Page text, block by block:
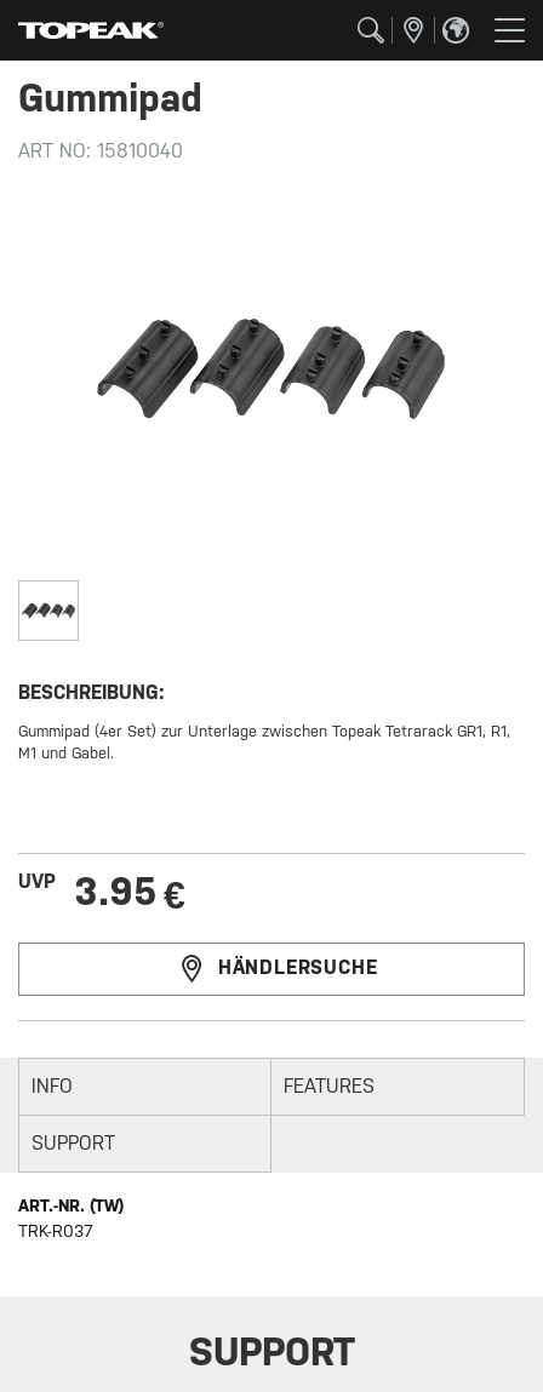
Gummipad
ART NO: 15810040
BESCHREIBUNG:
Gummipad (4er Set) zur Unterlage zwischen Topeak Tetrarack GR1, R1,
M1 und Gabel.
UVP 3.95 €
HÄNDLERSUCHE
INFO FEATURES
SUPPORT
ART.-NR. (TW)
TRK-R037
SUPPORT